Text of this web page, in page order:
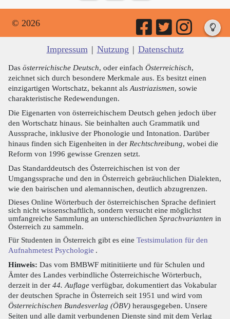
© 2026
Impressum | Nutzung | Datenschutz
Das österreichische Deutsch, oder einfach Österreichisch,
zeichnet sich durch besondere Merkmale aus. Es besitzt einen
einzigartigen Wortschatz, bekannt als Austriazismen, sowie
charakteristische Redewendungen.
Die Eigenarten von österreichischem Deutsch gehen jedoch über
den Wortschatz hinaus. Sie beinhalten auch Grammatik und
Aussprache, inklusive der Phonologie und Intonation. Darüber
hinaus finden sich Eigenheiten in der Rechtschreibung, wobei die
Reform von 1996 gewisse Grenzen setzt.
Das Standarddeutsch des Österreichischen ist von der
Umgangssprache und den in Österreich gebräuchlichen Dialekten,
wie den bairischen und alemannischen, deutlich abzugrenzen.
Dieses Online Wörterbuch der österreichischen Sprache definiert
sich nicht wissenschaftlich, sondern versucht eine möglichst
umfangreiche Sammlung an unterschiedlichen Sprachvarianten in
Österreich zu sammeln.
Für Studenten in Österreich gibt es eine Testsimulation für den
Aufnahmetest Psychologie .
Hinweis: Das vom BMBWF mitinitiierte und für Schulen und
Ämter des Landes verbindliche Österreichische Wörterbuch,
derzeit in der 44. Auflage verfügbar, dokumentiert das Vokabular
der deutschen Sprache in Österreich seit 1951 und wird vom
Österreichischen Bundesverlag (ÖBV) herausgegeben. Unsere
Seiten und alle damit verbundenen Dienste sind mit dem Verlag